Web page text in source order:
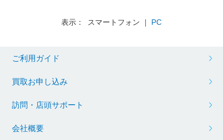
表示： スマートフォン ｜ PC
ご利用ガイド
買取お申し込み
訪問・店頭サポート
会社概要